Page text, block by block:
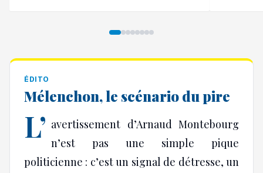
ÉDITO
Mélenchon, le scénario du pire
L’ avertissement d’Arnaud Montebourg
n’est pas une simple pique
politicienne : c’est un signal de détresse, un